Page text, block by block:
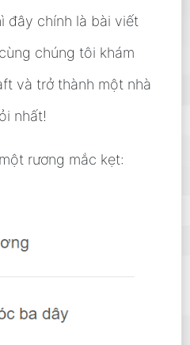
đây chính là bài viết
chúng tôi khám
và trở thành một nhà
nhất!
rương mắc kẹt: